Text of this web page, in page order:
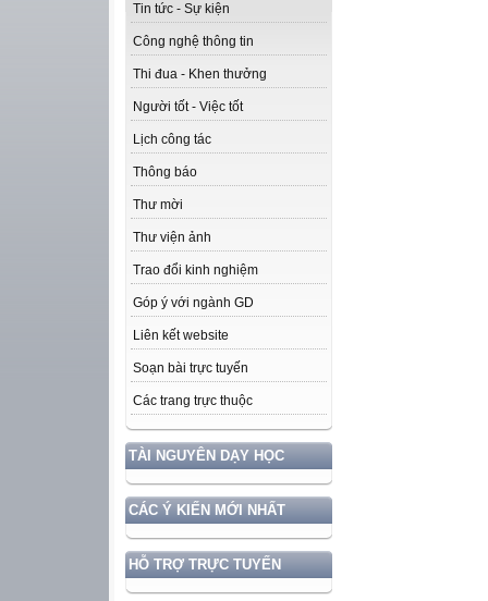
Tin tức - Sự kiện
Công nghệ thông tin
Thi đua - Khen thưởng
Người tốt - Việc tốt
Lịch công tác
Thông báo
Thư mời
Thư viện ảnh
Trao đổi kinh nghiệm
Góp ý với ngành GD
Liên kết website
Soạn bài trực tuyến
Các trang trực thuộc
TÀI NGUYÊN DẠY HỌC
CÁC Ý KIẾN MỚI NHẤT
HỖ TRỢ TRỰC TUYẾN